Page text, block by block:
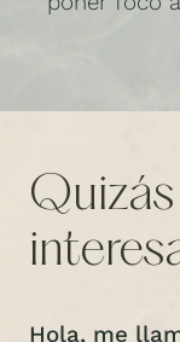
Hola, me